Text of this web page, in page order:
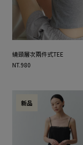
繞頸層次兩件式TEE
NT.980
新品